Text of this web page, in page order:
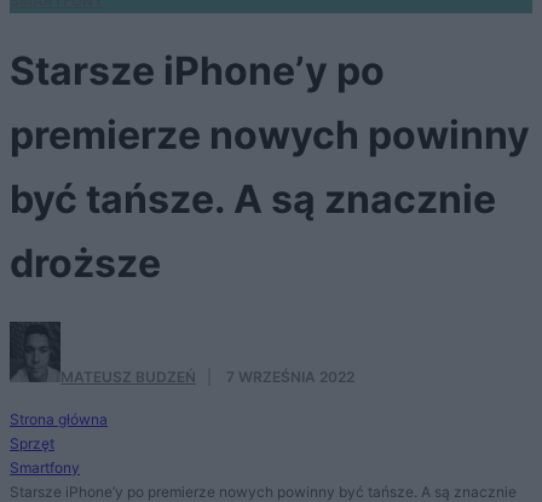
Starsze iPhone’y po
premierze nowych powinny
być tańsze. A są znacznie
droższe
MATEUSZ BUDZEŃ 7 WRZEŚNIA 2022
Strona główna
Sprzęt
Smartfony
Starsze iPhone’y po premierze nowych powinny być tańsze. A są znacznie